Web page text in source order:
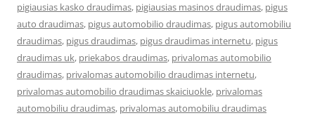
pigiausias kasko draudimas, pigiausias masinos draudimas, pigus
auto draudimas, pigus automobilio draudimas, pigus automobiliu
draudimas, pigus draudimas, pigus draudimas internetu, pigus
draudimas uk, priekabos draudimas, privalomas automobilio
draudimas, privalomas automobilio draudimas internetu,
privalomas automobilio draudimas skaiciuokle, privalomas
automobiliu draudimas, privalomas automobiliu draudimas